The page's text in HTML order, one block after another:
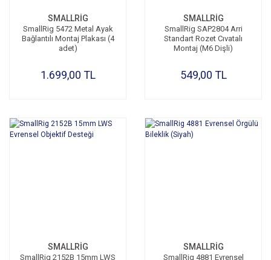
SMALLRİG
SmallRig 5472 Metal Ayak
Bağlantılı Montaj Plakası (4
adet)
1.699,00 TL
SMALLRİG
SmallRig SAP2804 Arri
Standart Rozet Cıvatalı
Montaj (M6 Dişli)
549,00 TL
SMALLRİG
SmallRig 2152B 15mm LWS
SMALLRİG
SmallRig 4881 Evrensel